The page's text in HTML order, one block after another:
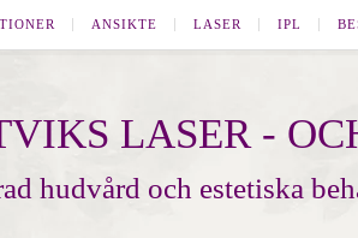
ANSIKTE LASER IPL
LASER -
hudvård och estetiska